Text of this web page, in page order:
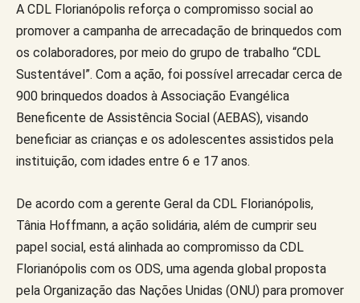
A CDL Florianópolis reforça o compromisso social ao
promover a campanha de arrecadação de brinquedos com
os colaboradores, por meio do grupo de trabalho “CDL
Sustentável”. Com a ação, foi possível arrecadar cerca de
900 brinquedos doados à Associação Evangélica
Beneficente de Assistência Social (AEBAS), visando
beneficiar as crianças e os adolescentes assistidos pela
instituição, com idades entre 6 e 17 anos.
De acordo com a gerente Geral da CDL Florianópolis,
Tânia Hoffmann, a ação solidária, além de cumprir seu
papel social, está alinhada ao compromisso da CDL
Florianópolis com os ODS, uma agenda global proposta
pela Organização das Nações Unidas (ONU) para promover